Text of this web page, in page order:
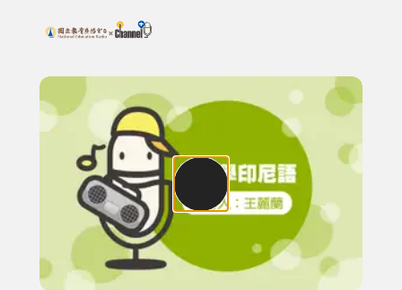
上方功能區塊
搜尋關鍵字：可輸入節目名稱、主持人或關鍵字